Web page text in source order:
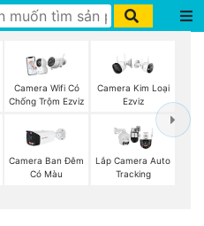
Camera Wifi Có
Chống Trộm Ezviz
Camera Kim Loại
Ezviz
Camera Ban Đêm
Có Màu
Lắp Camera Auto
Tracking